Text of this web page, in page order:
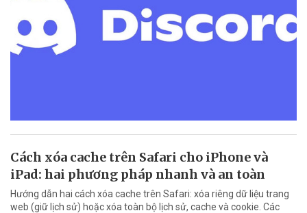
Cách xóa cache trên Safari cho iPhone và
iPad: hai phương pháp nhanh và an toàn
Hướng dẫn hai cách xóa cache trên Safari: xóa riêng dữ liệu trang
web (giữ lịch sử) hoặc xóa toàn bộ lịch sử, cache và cookie. Các